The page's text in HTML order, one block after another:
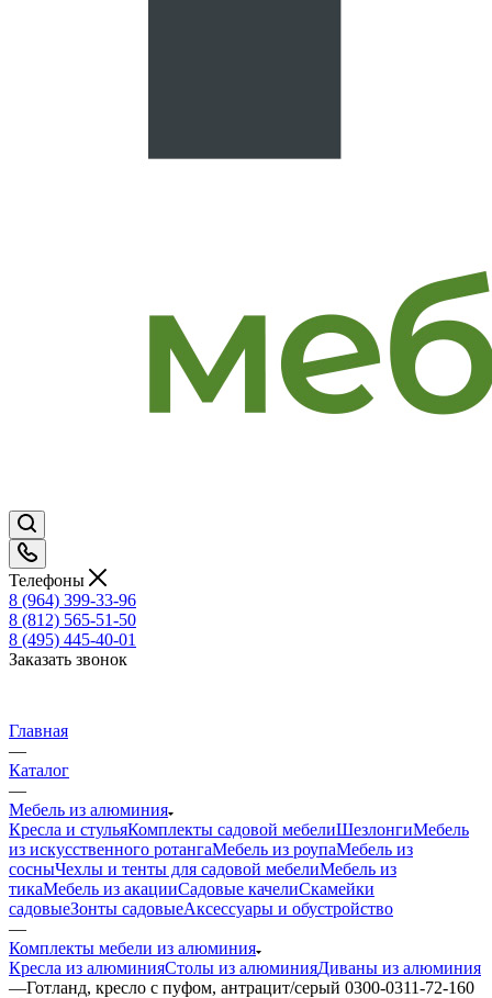
Телефоны
8 (964) 399-33-96
8 (812) 565-51-50
8 (495) 445-40-01
Заказать звонок
Главная
—
Каталог
—
Мебель из алюминия
Кресла и стульяКомплекты садовой мебелиШезлонгиМебель
из искусственного ротангаМебель из роупаМебель из
сосныЧехлы и тенты для садовой мебелиМебель из
тикаМебель из акацииСадовые качелиСкамейки
садовыеЗонты садовыеАксессуары и обустройство
—
Комплекты мебели из алюминия
Кресла из алюминияСтолы из алюминияДиваны из алюминия
—Готланд, кресло с пуфом, антрацит/серый 0300-0311-72-160